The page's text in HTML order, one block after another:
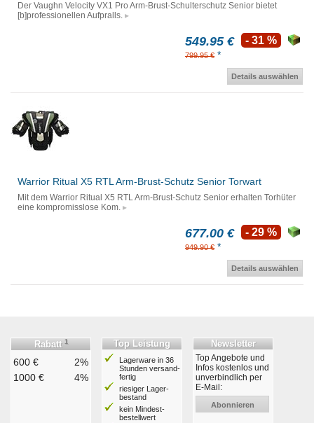
Der Vaughn Velocity VX1 Pro Arm-Brust-Schulterschutz Senior bietet
[b]professionellen Aufpralls.
549.95 €
799.95 € *
- 31 %
Details auswählen
Warrior Ritual X5 RTL Arm-Brust-Schutz Senior Torwart
Mit dem Warrior Ritual X5 RTL Arm-Brust-Schutz Senior erhalten Torhüter
eine kompromisslose Kom.
677.00 €
949.90 € *
- 29 %
Details auswählen
Rabatt 1
600 €
2%
1000 €
4%
Top Leistung
Lagerware in 36
Stunden ver­sand­
fertig
riesiger Lager­
bestand
kein Mindest­
bestell­wert
Newsletter
Top Angebote und
Infos kostenlos und
unverbindlich per
E-Mail:
Abonnieren